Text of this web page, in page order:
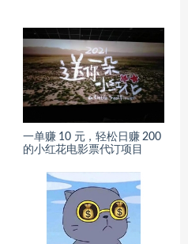
一单赚 10 元，轻松日赚 200
的小红花电影票代订项目